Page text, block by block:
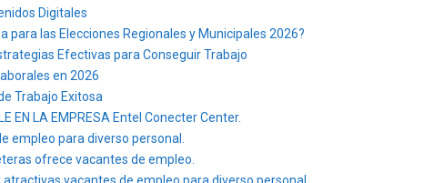
Digitales
para las Elecciones Regionales y Municipales 2026?
Efectivas para Conseguir Trabajo
en 2026
Trabajo Exitosa
EN LA EMPRESA Entel Conecter Center.
empleo para diverso personal.
ofrece vacantes de empleo.